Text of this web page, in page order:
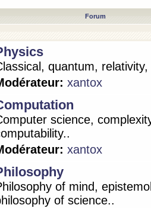
Forum
quantum,
xantox
science,
xantox
of mind,
of science..